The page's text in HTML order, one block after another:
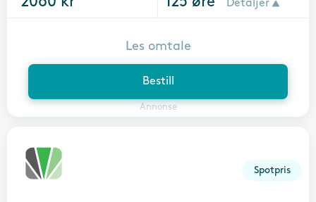
Detaljer
Bestill
Annonse
Les omtale
Spotpris